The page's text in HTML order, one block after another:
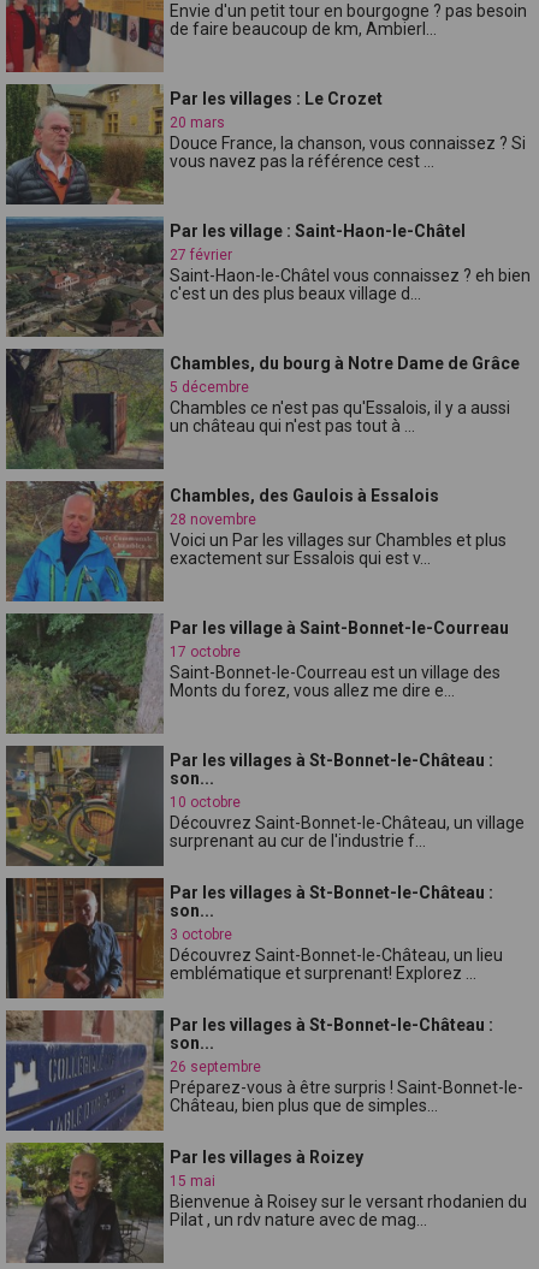
Envie d'un petit tour en bourgogne ? pas besoin
de faire beaucoup de km, Ambierl...
Par les villages : Le Crozet
20 mars
Douce France, la chanson, vous connaissez ? Si
vous navez pas la référence cest ...
Par les village : Saint-Haon-le-Châtel
27 février
Saint-Haon-le-Châtel vous connaissez ? eh bien
c'est un des plus beaux village d...
Chambles, du bourg à Notre Dame de Grâce
5 décembre
Chambles ce n'est pas qu'Essalois, il y a aussi
un château qui n'est pas tout à ...
Chambles, des Gaulois à Essalois
28 novembre
Voici un Par les villages sur Chambles et plus
exactement sur Essalois qui est v...
Par les village à Saint-Bonnet-le-Courreau
17 octobre
Saint-Bonnet-le-Courreau est un village des
Monts du forez, vous allez me dire e...
Par les villages à St-Bonnet-le-Château :
son...
10 octobre
Découvrez Saint-Bonnet-le-Château, un village
surprenant au cur de l'industrie f...
Par les villages à St-Bonnet-le-Château :
son...
3 octobre
Découvrez Saint-Bonnet-le-Château, un lieu
emblématique et surprenant! Explorez ...
Par les villages à St-Bonnet-le-Château :
son...
26 septembre
Préparez-vous à être surpris ! Saint-Bonnet-le-
Château, bien plus que de simples...
Par les villages à Roizey
15 mai
Bienvenue à Roisey sur le versant rhodanien du
Pilat , un rdv nature avec de mag...